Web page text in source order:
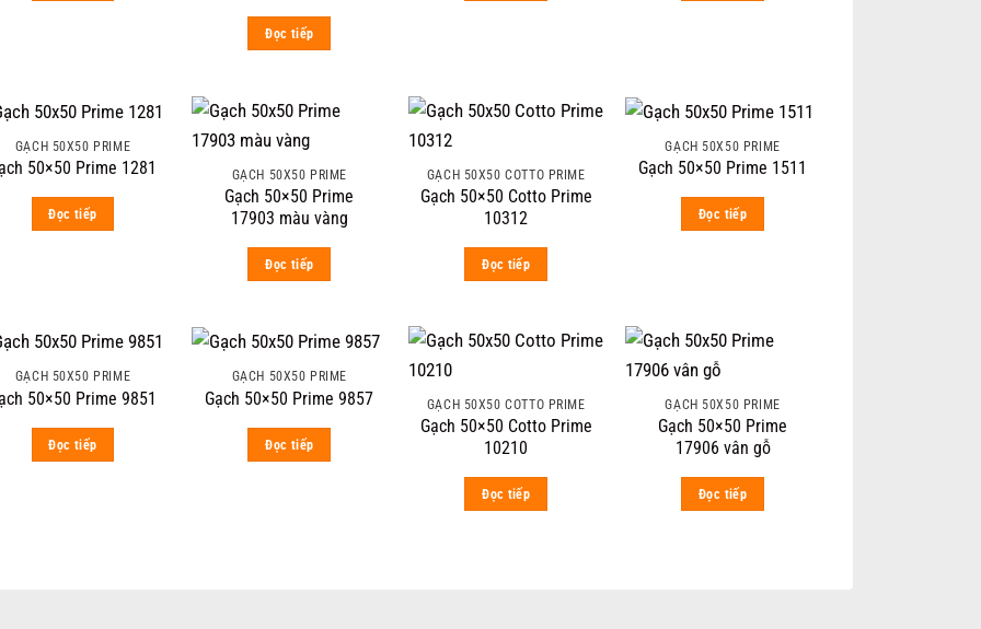
Đọc tiếp
GẠCH 50X50 PRIME
50×50 Prime 1281
Đọc tiếp
GẠCH 50X50 PRIME
Gạch 50×50 Prime
17903 màu vàng
Đọc tiếp
GẠCH 50X50 COTTO PRIME
Gạch 50×50 Cotto Prime
10312
Đọc tiếp
GẠCH 50X50 PRIME
Gạch 50×50 Prime 1511
Đọc tiếp
GẠCH 50X50 PRIME
50×50 Prime 9851
Đọc tiếp
GẠCH 50X50 PRIME
Gạch 50×50 Prime 9857
Đọc tiếp
GẠCH 50X50 COTTO PRIME
Gạch 50×50 Cotto Prime
10210
Đọc tiếp
GẠCH 50X50 PRIME
Gạch 50×50 Prime
17906 vân gỗ
Đọc tiếp